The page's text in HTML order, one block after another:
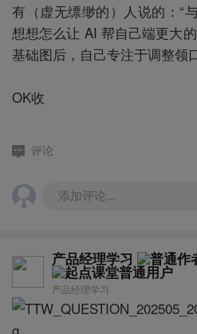
有（虚无缥缈的）人说的：“
想想怎么让 AI 帮自己端更大
基础图后，自己专注于调整领
OK收
评论
添加评论...
产品经理学习
产品经理学习